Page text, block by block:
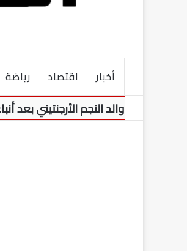
أخبار اقتصاد رياضة
والد النجم الأرجنتيني بعد أنباء